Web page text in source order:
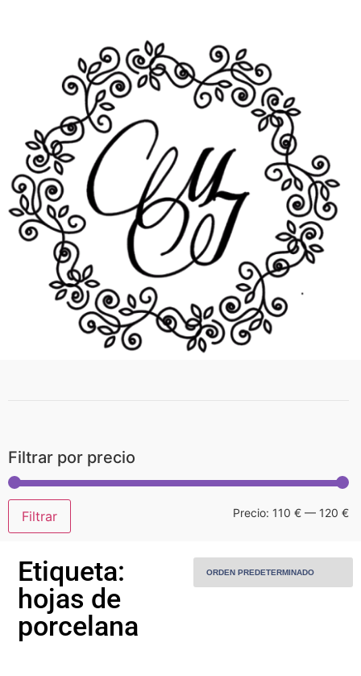
Home
Sobre Mí
Piezas personalizadas
Alquiler
Filtrar por precio
Filtrar Precio: 110 € — 120 €
Etiqueta:
hojas de
porcelana